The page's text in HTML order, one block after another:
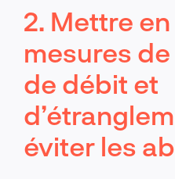
2. Mettre
mesures
de débit et
éviter les